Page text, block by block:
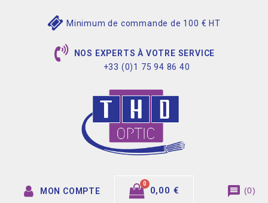
Minimum de commande de 100 € HT
NOS EXPERTS À VOTRE SERVICE
+33 (0)1 75 94 86 40
MON COMPTE 0,00 € message (0)